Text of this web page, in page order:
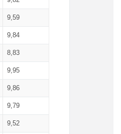
9,59
9,84
8,83
9,95
9,86
9,79
9,52